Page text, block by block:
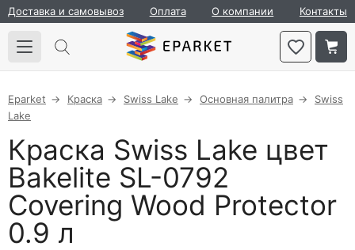
Доставка и самовывоз Оплата О компании Контакты
Eparket Краска Swiss Lake Основная палитра
Swiss
Lake
Краска Swiss Lake цвет
Bakelite SL-0792
Covering Wood Protector
0.9 л